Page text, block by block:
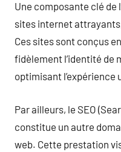
Une composante clé
sites internet
Ces sites sont conçus
fidèlement l’identité de
optimisant l’expérience
Par ailleurs, le SEO
constitue un autre
web. Cette prestation